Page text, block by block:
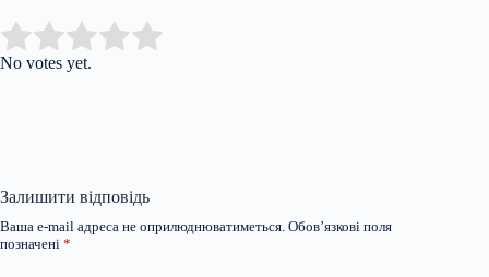
Rate this item:
No votes yet.
Залишити відповідь
Ваша e-mail адреса не оприлюднюватиметься. Обов’язкові поля
позначені *